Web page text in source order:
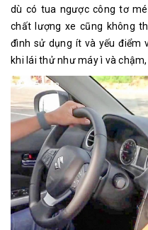
dù có tua ngược công tơ
chất lượng xe cũng không
đình sử dụng ít và yếu điểm
khi lái thử như máy ì và